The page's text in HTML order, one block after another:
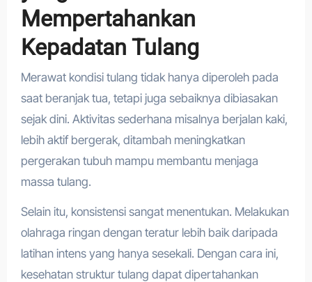
Mempertahankan
Kepadatan Tulang
Merawat kondisi tulang tidak hanya diperoleh pada
saat beranjak tua, tetapi juga sebaiknya dibiasakan
sejak dini. Aktivitas sederhana misalnya berjalan kaki,
lebih aktif bergerak, ditambah meningkatkan
pergerakan tubuh mampu membantu menjaga
massa tulang.
Selain itu, konsistensi sangat menentukan. Melakukan
olahraga ringan dengan teratur lebih baik daripada
latihan intens yang hanya sesekali. Dengan cara ini,
kesehatan struktur tulang dapat dipertahankan